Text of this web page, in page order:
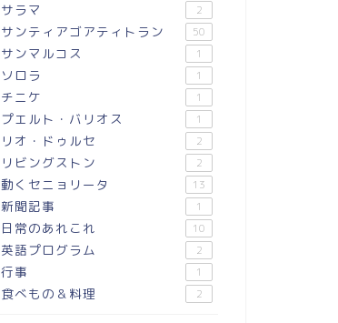
サラマ 2
サンティアゴアティトラン 50
サンマルコス 1
ソロラ 1
チニケ 1
プエルト・バリオス 1
リオ・ドゥルセ 2
リビングストン 2
動くセニョリータ 13
新聞記事 1
日常のあれこれ 10
英語プログラム 2
行事 1
食べもの＆料理 2